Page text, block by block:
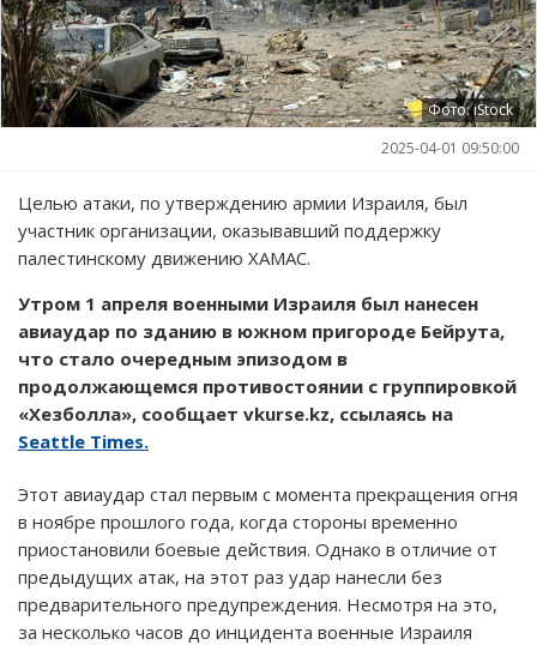
Фото: iStock
2025-04-01 09:50:00
Целью атаки, по утверждению армии Израиля, был
участник организации, оказывавший поддержку
палестинскому движению ХАМАС.
Утром 1 апреля военными Израиля был нанесен
авиаудар по зданию в южном пригороде Бейрута,
что стало очередным эпизодом в
продолжающемся противостоянии с группировкой
«Хезболла», сообщает vkurse.kz, ссылаясь на
Seattle Times.
Этот авиаудар стал первым с момента прекращения огня
в ноябре прошлого года, когда стороны временно
приостановили боевые действия. Однако в отличие от
предыдущих атак, на этот раз удар нанесли без
предварительного предупреждения. Несмотря на это,
за несколько часов до инцидента военные Израиля